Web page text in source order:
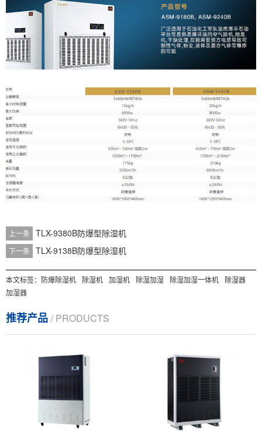
上一条 TLX-9380B防爆型除湿机
下一条 TLX-9138B防爆型除湿机
本文标签： 防爆除湿机 除湿机 加湿机 除湿加湿 除湿加湿一体机
除湿器
加湿器
推荐产品 / PRODUCTS